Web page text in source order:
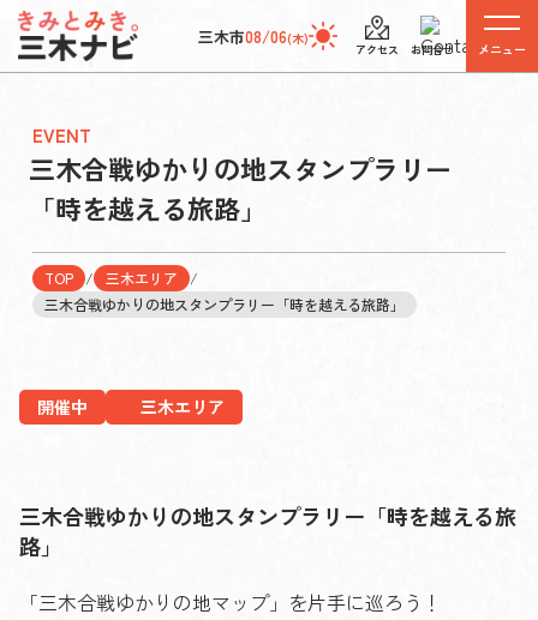
三木市08/06(木)
アクセス お問合せ メニュー
EVENT
三木合戦ゆかりの地スタンプラリー
「時を越える旅路」
TOP / 三木エリア
/
三木合戦ゆかりの地スタンプラリー「時を越える旅路」
開催中 三木エリア
三木合戦ゆかりの地スタンプラリー「時を越える旅
路」
「三木合戦ゆかりの地マップ」を片手に巡ろう！